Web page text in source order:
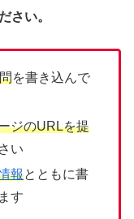
さい。
を書き込んで
ジのURLを提
い
報とともに書
す